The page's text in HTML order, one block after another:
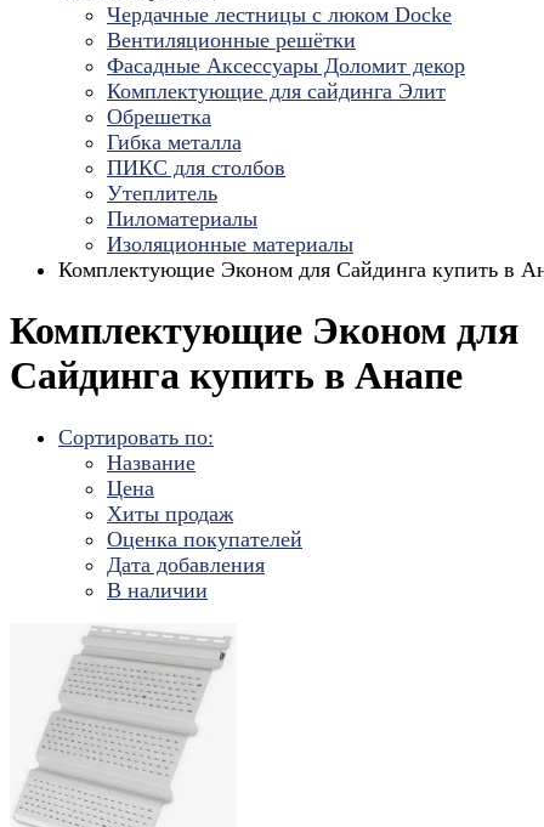
Чердачные лестницы с люком Docke
Вентиляционные решётки
Фасадные Аксессуары Доломит декор
Комплектующие для cайдинга Элит
Обрешетка
Гибка металла
ПИКС для столбов
Утеплитель
Пиломатериалы
Изоляционные материалы
Комплектующие Эконом для Сайдинга купить в
Комплектующие Эконом для
Сайдинга купить в Анапе
Сортировать по:
Название
Цена
Хиты продаж
Оценка покупателей
Дата добавления
В наличии